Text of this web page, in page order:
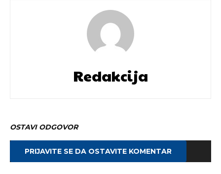
Redakcija
OSTAVI ODGOVOR
PRIJAVITE SE DA OSTAVITE KOMENTAR